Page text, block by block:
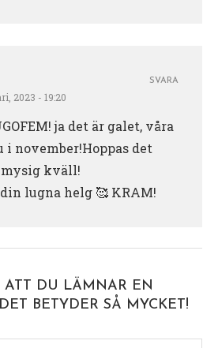
2023 - 19:20
ja det är galet, våra
i november!Hoppas det
kväll!
lugna helg 🥰 KRAM!
SVARA
ATT DU LÄMNAR EN
BETYDER SÅ MYCKET!